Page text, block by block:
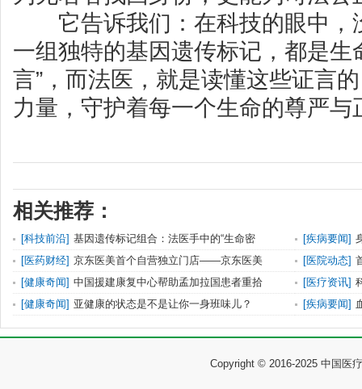
它告诉我们：在科技的眼中，
一组独特的基因遗传标记，都是生
言”，而法医，就是读懂这些证言
力量，守护着每一个生命的尊严与
相关推荐：
[科技前沿] 基因遗传标记组合：法医手中的“生命密 [疾病要闻]
[医药财经] 京东医美首个自营独立门店——京东医美 [医院动态]
[健康奇闻] 中国援建康复中心帮助孟加拉国患者重拾 [医疗资讯]
[健康奇闻] 亚健康的状态是不是让你一身班味儿？ [疾病要闻]
Copyright © 2016-2025 中国医